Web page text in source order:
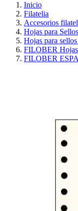
Inicio
Filatelia
Accesorios
Hojas para
Hojas para
FILOBER
FILOBER